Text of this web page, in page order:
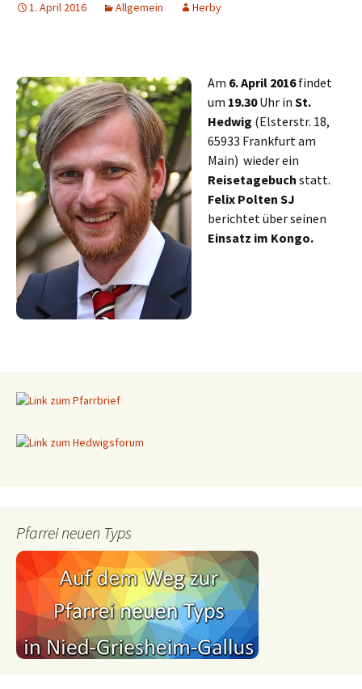
1. April 2016 Allgemein Herby
Am 6. April 2016findet
um 19.30Uhr in St.
Hedwig (Elsterstr. 18,
65933 Frankfurt am
Main) wieder ein
Reisetagebuch statt.
Felix Polten SJ
berichtet über seinen
Einsatz im Kongo.
Pfarrei neuen Typs